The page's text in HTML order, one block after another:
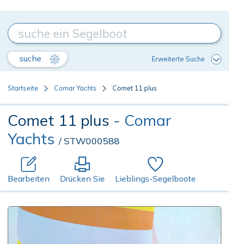
suche Erweiterte Suche
Startseite Comar Yachts Comet 11 plus
Comet 11 plus - Comar
Yachts / STW000588
Bearbeiten Drücken Sie Lieblings-Segelboote